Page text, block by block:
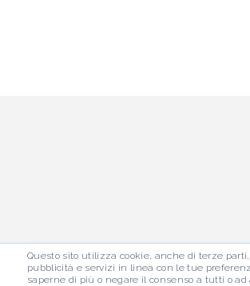
Questo sito utilizza cookie, anche di terze
pubblicità e servizi in linea con le tue
saperne di più o negare il consenso a tutti o ad
1948 - 2026